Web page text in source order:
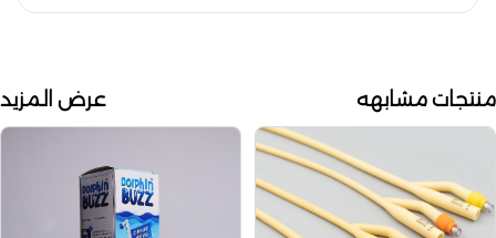
منتجات مشابهه عرض المزيد